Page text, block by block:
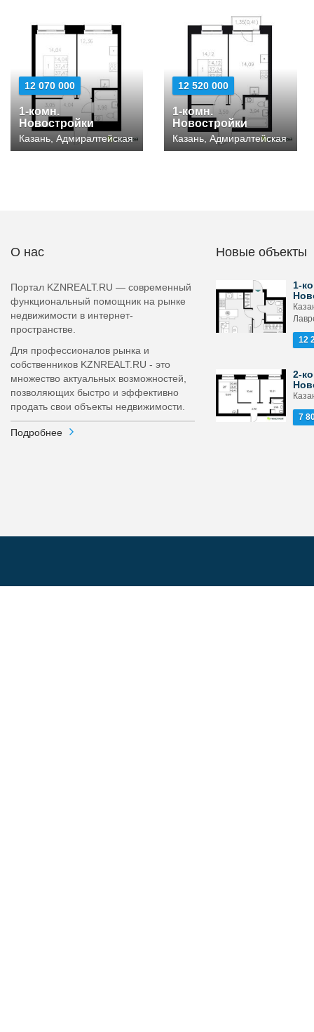
12 070 000
1-комн.
Новостройки
Казань, Адмиралтейская
12 520 000
1-комн.
Новостройки
Казань, Адмиралтейская
О нас
Портал KZNREALT.RU — современный
функциональный помощник на рынке
недвижимости в интернет-
пространстве.
Для профессионалов рынка и
собственников KZNREALT.RU - это
множество актуальных возможностей,
позволяющих быстро и эффективно
продать свои объекты недвижимости.
Подробнее
Новые объекты
1-
12
2-
7